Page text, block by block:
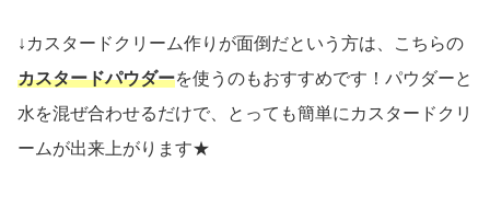
↓カスタードクリーム作りが面倒だという方は、こちらの
カスタードパウダーを使うのもおすすめです！パウダーと
水を混ぜ合わせるだけで、とっても簡単にカスタードクリ
ームが出来上がります★